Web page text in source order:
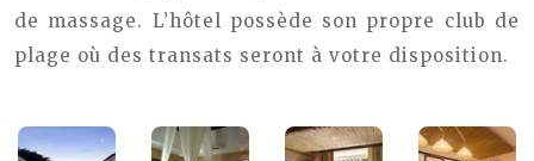
de massage. L’hôtel possède son propre club de
plage où des transats seront à votre disposition.